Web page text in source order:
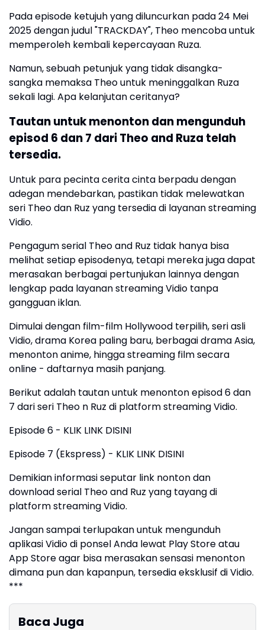
Pada episode ketujuh yang diluncurkan pada 24 Mei
2025 dengan judul "TRACKDAY", Theo mencoba untuk
memperoleh kembali kepercayaan Ruza.
Namun, sebuah petunjuk yang tidak disangka-
sangka memaksa Theo untuk meninggalkan Ruza
sekali lagi. Apa kelanjutan ceritanya?
Tautan untuk menonton dan mengunduh
episod 6 dan 7 dari Theo and Ruza telah
tersedia.
Untuk para pecinta cerita cinta berpadu dengan
adegan mendebarkan, pastikan tidak melewatkan
seri Theo dan Ruz yang tersedia di layanan streaming
Vidio.
Pengagum serial Theo and Ruz tidak hanya bisa
melihat setiap episodenya, tetapi mereka juga dapat
merasakan berbagai pertunjukan lainnya dengan
lengkap pada layanan streaming Vidio tanpa
gangguan iklan.
Dimulai dengan film-film Hollywood terpilih, seri asli
Vidio, drama Korea paling baru, berbagai drama Asia,
menonton anime, hingga streaming film secara
online - daftarnya masih panjang.
Berikut adalah tautan untuk menonton episod 6 dan
7 dari seri Theo n Ruz di platform streaming Vidio.
Episode 6 - KLIK LINK DISINI
Episode 7 (Ekspress) - KLIK LINK DISINI
Demikian informasi seputar link nonton dan
download serial Theo and Ruz yang tayang di
platform streaming Vidio.
Jangan sampai terlupakan untuk mengunduh
aplikasi Vidio di ponsel Anda lewat Play Store atau
App Store agar bisa merasakan sensasi menonton
dimana pun dan kapanpun, tersedia eksklusif di Vidio.
***
Baca Juga